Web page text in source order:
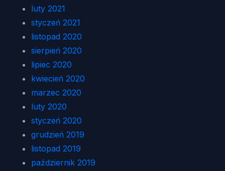
luty 2021
styczeń 2021
listopad 2020
sierpień 2020
lipiec 2020
kwiecień 2020
marzec 2020
luty 2020
styczeń 2020
grudzień 2019
listopad 2019
październik 2019